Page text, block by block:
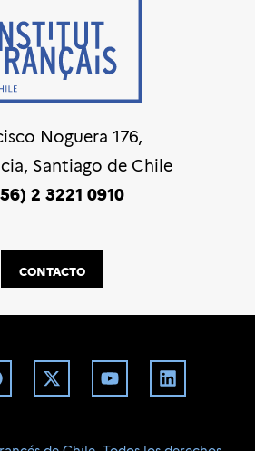
Noguera 176,
Santiago de Chile
2 3221 0910
CONTACTO